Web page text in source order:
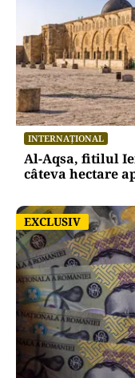
INTERNAȚIONAL
Al-Aqsa, fitilul
câteva hectare
EXCLUSIV
EXCLUSIV